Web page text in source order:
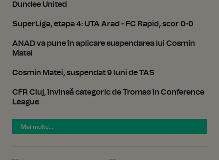
Dundee United
SuperLiga, etapa 4: UTA Arad - FC Rapid, scor 0-0
ANAD va pune în aplicare suspendarea lui Cosmin
Matei
Cosmin Matei, suspendat 9 luni de TAS
CFR Cluj, învinsă categoric de Tromsø în Conference
League
Mai multe...